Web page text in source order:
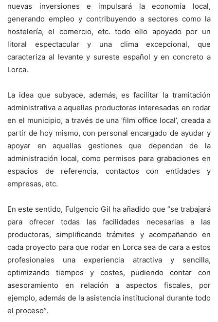
nuevas inversiones e impulsará la economía local,
generando empleo y contribuyendo a sectores como la
hostelería, el comercio, etc. todo ello apoyado por un
litoral espectacular y una clima excepcional, que
caracteriza al levante y sureste español y en concreto a
Lorca.
La idea que subyace, además, es facilitar la tramitación
administrativa a aquellas productoras interesadas en rodar
en el municipio, a través de una ‘film office local’, creada a
partir de hoy mismo, con personal encargado de ayudar y
apoyar en aquellas gestiones que dependan de la
administración local, como permisos para grabaciones en
espacios de referencia, contactos con entidades y
empresas, etc.
En este sentido, Fulgencio Gil ha añadido que “se trabajará
para ofrecer todas las facilidades necesarias a las
productoras, simplificando trámites y acompañando en
cada proyecto para que rodar en Lorca sea de cara a estos
profesionales una experiencia atractiva y sencilla,
optimizando tiempos y costes, pudiendo contar con
asesoramiento en relación a aspectos fiscales, por
ejemplo, además de la asistencia institucional durante todo
el proceso”.